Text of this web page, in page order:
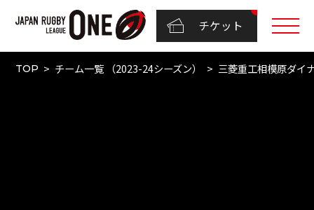
チケット
TOP チーム一覧 （2023-24シーズン） 三菱重工相模原ダイ